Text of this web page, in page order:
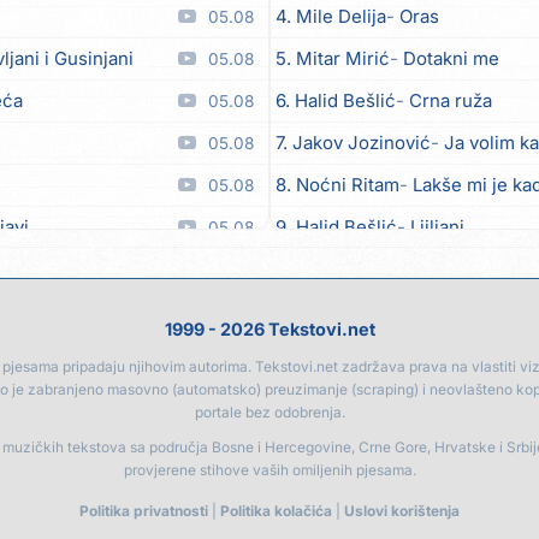
05.08
i Gusinjani 05.08
05.08
05.08
05.08
05.08
lista od kadulje) 05.08
05.08
naš Marjane 05.08
srce našao na cesti 05.08
4. Mile Delija Oras
5. Mitar Mirić Dotakni me
6. Halid Bešlić Crna ruža
7. Jakov Jozinović Ja volim
8. Noćni Ritam Lakše mi je
9. Halid Bešlić Ljiljani
13. Noćni Ritam Rekla si mi
14. Karlo! Mon amour
15. Vesna Zmijanac
16. Džej Ramadanovski
1999 - 2026 Tekstovi.net
pripadaju njihovim autorima. Tekstovi.net zadržava prava na vlastiti
je zabranjeno masovno (automatsko) preuzimanje (scraping) i neovlašteno
portale bez odobrenja.
tekstova sa područja Bosne i Hercegovine, Crne Gore, Hrvatske i
provjerene stihove vaših omiljenih pjesama.
Politika privatnosti Politika kolačića Uslovi korištenja